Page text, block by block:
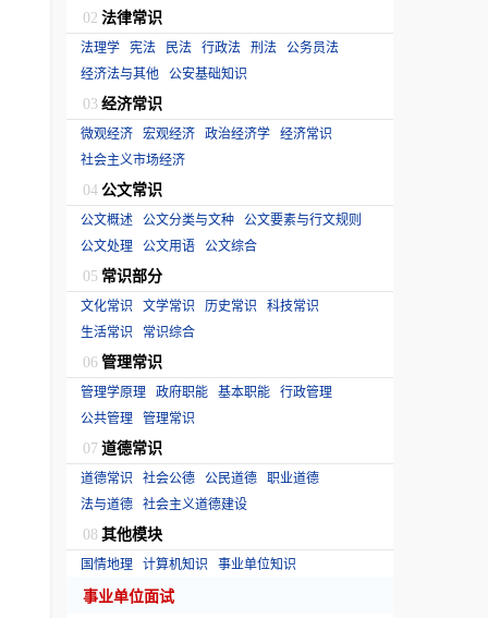
02 法律常识
法理学 宪法 民法 行政法 刑法 公务员法
经济法与其他 公安基础知识
03 经济常识
微观经济 宏观经济 政治经济学 经济常识
社会主义市场经济
04 公文常识
公文概述 公文分类与文种 公文要素与行文规则
公文处理 公文用语 公文综合
05 常识部分
文化常识 文学常识 历史常识 科技常识
生活常识
常识综合
06 管理常识
管理学原理 政府职能 基本职能 行政管理
公共管理 管理常识
07 道德常识
道德常识 社会公德 公民道德 职业道德
法与道德 社会主义道德建设
08 其他模块
国情地理 计算机知识 事业单位知识
事业单位面试